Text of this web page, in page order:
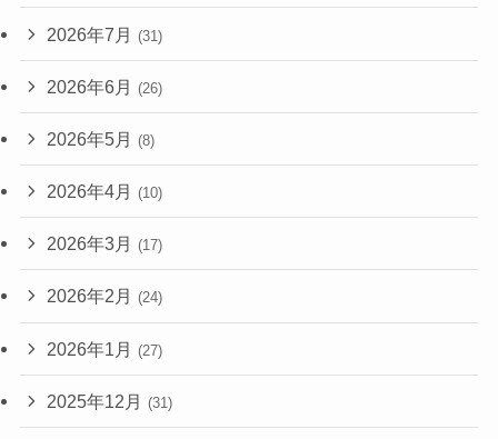
2026年7月 (31)
2026年6月 (26)
2026年5月 (8)
2026年4月 (10)
2026年3月 (17)
2026年2月 (24)
2026年1月 (27)
2025年12月 (31)